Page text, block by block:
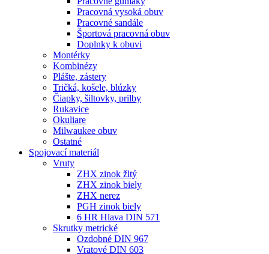
Pracovná vysoká obuv
Pracovné sandále
Športová pracovná obuv
Doplnky k obuvi
Montérky
Kombinézy
Plášte, zástery
Tričká, košele, blúzky
Čiapky, šiltovky, prilby
Rukavice
Okuliare
Milwaukee obuv
Ostatné
Spojovacímateriál
Vruty
ZHX zinok žltý
ZHX zinok biely
ZHX nerez
PGH zinok biely
6 HR Hlava DIN 571
Skrutky metrické
Ozdobné DIN 967
Vratové DIN 603